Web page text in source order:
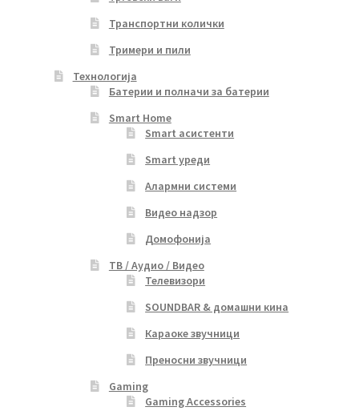
Транспортни колички
Тримери и пили
Технологија
Батерии и полначи за батерии
Smart Home
Smart асистенти
Smart уреди
Алармни системи
Видео надзор
Домофонија
ТВ / Аудио / Видео
Телевизори
SOUNDBAR & домашни кина
Караоке звучници
Преносни звучници
Gaming
Gaming Accessories